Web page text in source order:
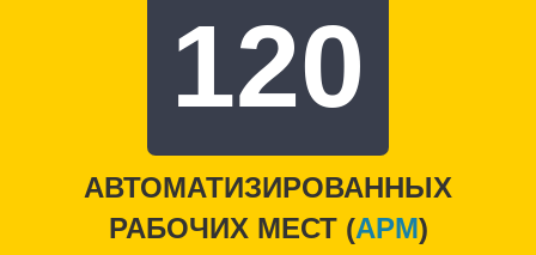
120
АВТОМАТИЗИРОВАННЫХ
РАБОЧИХ МЕСТ (APM)